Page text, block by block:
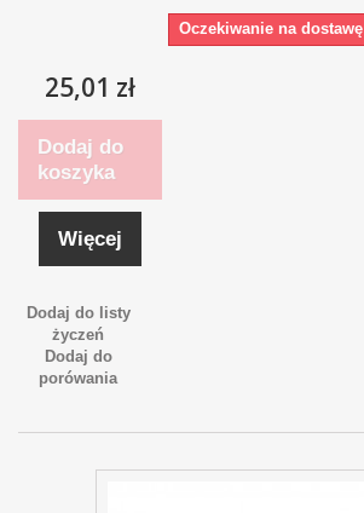
Oczekiwanie na dostawę
25,01 zł
Dodaj do
koszyka
Więcej
Dodaj do listy
życzeń
Dodaj do
porówania